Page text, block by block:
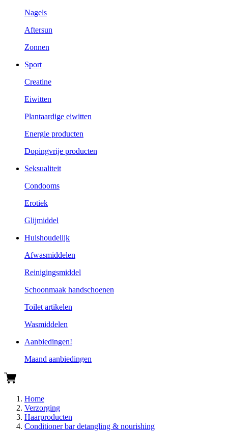
Nagels
Aftersun
Zonnen
Sport
Creatine
Eiwitten
Plantaardige eiwitten
Energie producten
Dopingvrije producten
Seksualiteit
Condooms
Erotiek
Glijmiddel
Huishoudelijk
Afwasmiddelen
Reinigingsmiddel
Schoonmaak handschoenen
Toilet artikelen
Wasmiddelen
Aanbiedingen!
Maand aanbiedingen
Home
Verzorging
Haarproducten
Conditioner bar detangling & nourishing